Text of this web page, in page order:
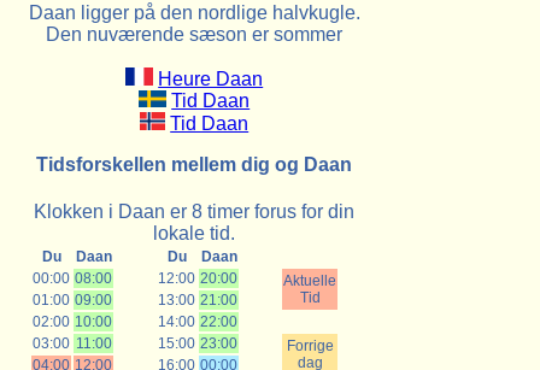
Daan ligger på den nordlige halvkugle.
Den nuværende sæson er sommer
Heure Daan
Tid Daan
Tid Daan
Tidsforskellen mellem dig og Daan
Klokken i Daan er 8 timer forus for din
lokale tid.
Du Daan Du
Daan
00:00 08:00 12:00 20:00
Aktuelle
Tid
01:00 09:00 13:00 21:00
02:00 10:00 14:00 22:00
03:00 11:00 15:00 23:00
Forrige
dag
04:00 12:00 16:00 00:00